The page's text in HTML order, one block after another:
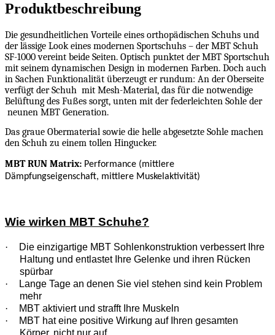
Produktbeschreibung
Die gesundheitlichen Vorteile eines orthopädischen Schuhs und
der lässige Look eines modernen Sportschuhs – der MBT Schuh
SF-1000 vereint beide Seiten. Optisch punktet der MBT Sportschuh
mit seinem dynamischen Design in modernen Farben. Doch auch
in Sachen Funktionalität überzeugt er rundum: An der Oberseite
verfügt der Schuh mit Mesh-Material, das für die notwendige
Belüftung des Fußes sorgt, unten mit der federleichten Sohle der
neunen MBT Generation.
Das graue Obermaterial sowie die helle abgesetzte Sohle machen
den Schuh zu einem tollen Hingucker.
MBT RUN Matrix: Performance (mittlere
Dämpfungseigenschaft, mittlere Muskelaktivität)
Wie wirken MBT Schuhe?
·
Die einzigartige MBT Sohlenkonstruktion verbessert Ihre
Haltung und entlastet Ihre Gelenke und ihren Rücken
spürbar
·
Lange Tage an denen Sie viel stehen sind kein Problem
mehr
·
MBT aktiviert und strafft Ihre Muskeln
·
MBT hat eine positive Wirkung auf Ihren gesamten
Körper, nicht nur auf